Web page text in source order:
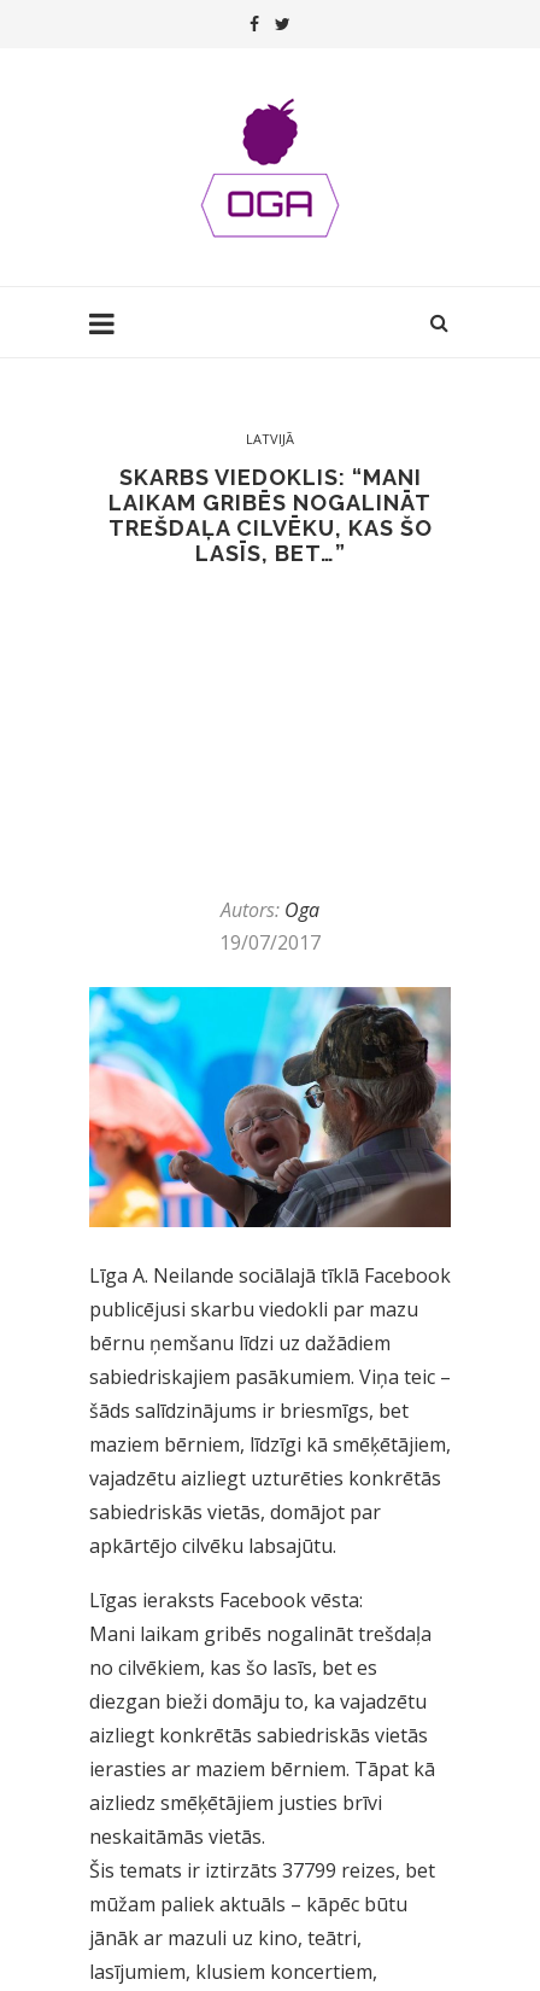
LATVIJĀ
SKARBS VIEDOKLIS: “MANI
LAIKAM GRIBĒS NOGALINĀT
TREŠDAĻA CILVĒKU, KAS ŠO
LASĪS, BET…”
Autors: Oga
19/07/2017
Līga A. Neilande sociālajā tīklā Facebook
publicējusi skarbu viedokli par mazu
bērnu ņemšanu līdzi uz dažādiem
sabiedriskajiem pasākumiem. Viņa teic –
šāds salīdzinājums ir briesmīgs, bet
maziem bērniem, līdzīgi kā smēķētājiem,
vajadzētu aizliegt uzturēties konkrētās
sabiedriskās vietās, domājot par
apkārtējo cilvēku labsajūtu.
Līgas ieraksts Facebook vēsta:
Mani laikam gribēs nogalināt trešdaļa
no cilvēkiem, kas šo lasīs, bet es
diezgan bieži domāju to, ka vajadzētu
aizliegt konkrētās sabiedriskās vietās
ierasties ar maziem bērniem. Tāpat kā
aizliedz smēķētājiem justies brīvi
neskaitāmās vietās.
Šis temats ir iztirzāts 37799 reizes, bet
mūžam paliek aktuāls – kāpēc būtu
jānāk ar mazuli uz kino, teātri,
lasījumiem, klusiem koncertiem,